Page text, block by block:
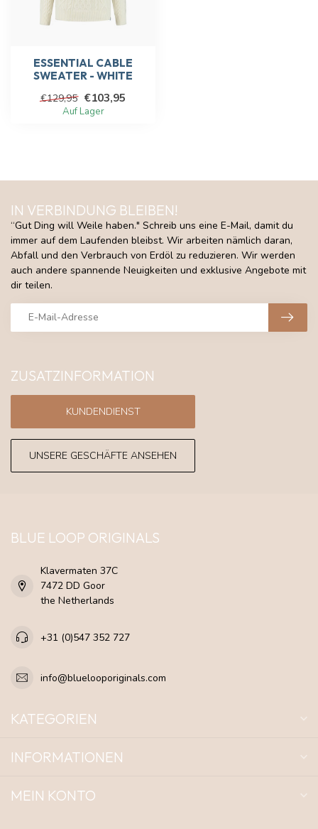
ESSENTIAL CABLE
SWEATER - WHITE
€129,95 €103,95
Auf Lager
ZUSATZINFORMATION
KUNDENDIENST
UNSERE GESCHÄFTE ANSEHEN
IN VERBINDUNG BLEIBEN!
“Gut Ding will Weile haben." Schreib uns eine E-Mail, damit du
immer auf dem Laufenden bleibst. Wir arbeiten nämlich daran,
Abfall und den Verbrauch von Erdöl zu reduzieren. Wir werden
auch andere spannende Neuigkeiten und exklusive Angebote mit
dir teilen.
BLUE LOOP ORIGINALS
Klavermaten 37C
7472 DD Goor
the Netherlands
+31 (0)547 352 727
info@bluelooporiginals.com
KATEGORIEN
INFORMATIONEN
MEIN KONTO